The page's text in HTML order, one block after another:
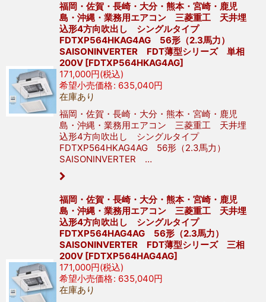
福岡・佐賀・長崎・大分・熊本・宮崎・鹿児
島・沖縄・業務用エアコン 三菱重工 天井埋
込形4方向吹出し シングルタイプ
FDTXP564HKAG4AG 56形（2.3馬力）
SAISONINVERTER FDT薄型シリーズ 単相
200V [FDTXP564HKAG4AG]
171,000円(税込)
希望小売価格: 635,040円
在庫あり
福岡・佐賀・長崎・大分・熊本・宮崎・鹿児
島・沖縄・業務用エアコン 三菱重工 天井埋
込形4方向吹出し シングルタイプ
FDTXP564HKAG4AG 56形（2.3馬力）
SAISONINVERTER …
福岡・佐賀・長崎・大分・熊本・宮崎・鹿児
島・沖縄・業務用エアコン 三菱重工 天井埋
込形4方向吹出し シングルタイプ
FDTXP564HAG4AG 56形（2.3馬力）
SAISONINVERTER FDT薄型シリーズ 三相
200V [FDTXP564HAG4AG]
171,000円(税込)
希望小売価格: 635,040円
在庫あり